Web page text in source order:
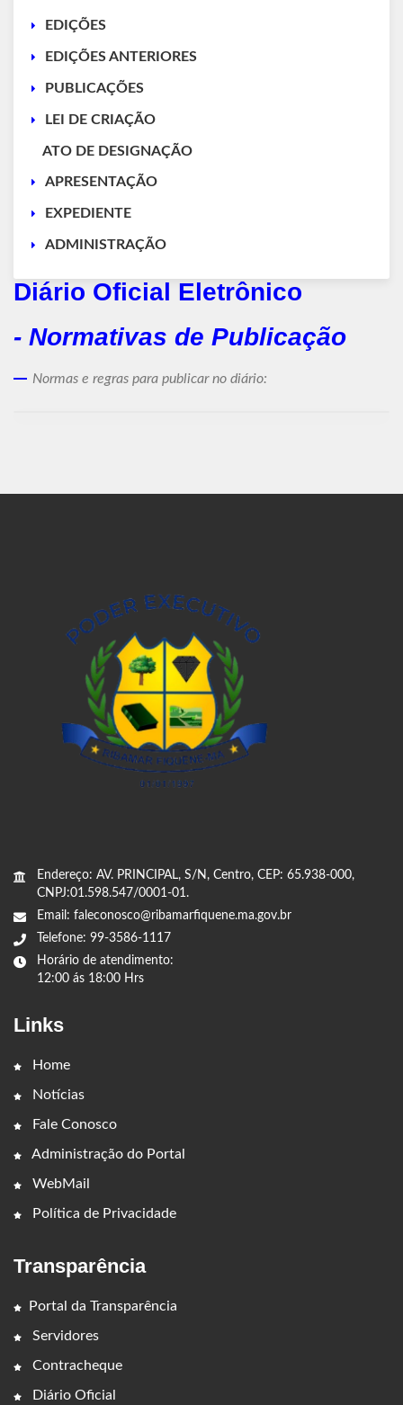
EDIÇÕES
EDIÇÕES ANTERIORES
PUBLICAÇÕES
LEI DE CRIAÇÃO
ATO DE DESIGNAÇÃO
APRESENTAÇÃO
EXPEDIENTE
ADMINISTRAÇÃO
Diário Oficial Eletrônico
- Normativas de Publicação
Normas e regras para publicar no diário:
Endereço: AV. PRINCIPAL, S/N, Centro, CEP: 65.938-000,
CNPJ:01.598.547/0001-01.
Email: faleconosco@ribamarfiquene.ma.gov.br
Telefone: 99-3586-1117
Horário de atendimento:
12:00 ás 18:00 Hrs
Links
Home
Notícias
Fale Conosco
Administração do Portal
WebMail
Política de Privacidade
Transparência
Portal da Transparência
Servidores
Contracheque
Diário Oficial